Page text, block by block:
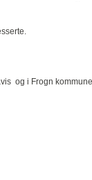
og i Frogn